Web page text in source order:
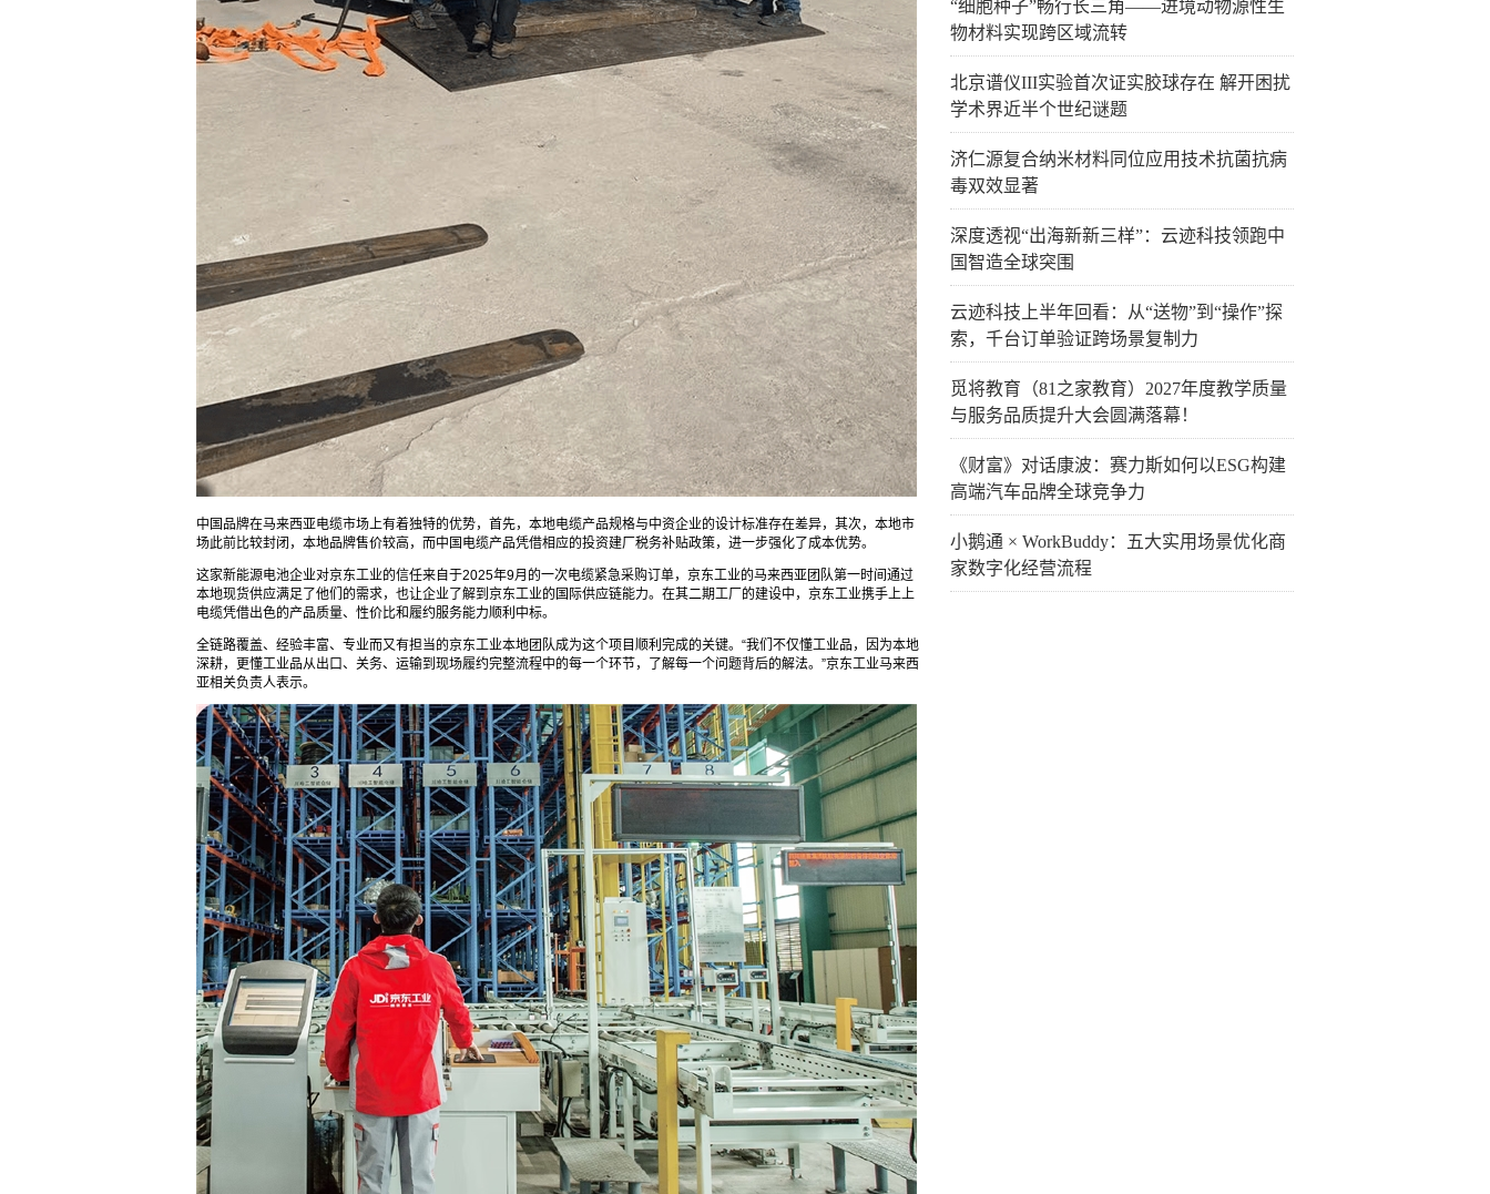
中国品牌在马来西亚电缆市场上有着独特的优势，首先，本地电缆产品规格与中资企业的设计标准存在差异，其次，本地市
场此前比较封闭，本地品牌售价较高，而中国电缆产品凭借相应的投资建厂税务补贴政策，进一步强化了成本优势。
这家新能源电池企业对京东工业的信任来自于2025年9月的一次电缆紧急采购订单，京东工业的马来西亚团队第一时间通过
本地现货供应满足了他们的需求，也让企业了解到京东工业的国际供应链能力。在其二期工厂的建设中，京东工业携手上上
电缆凭借出色的产品质量、性价比和履约服务能力顺利中标。
全链路覆盖、经验丰富、专业而又有担当的京东工业本地团队成为这个项目顺利完成的关键。“我们不仅懂工业品，因为本地
深耕，更懂工业品从出口、关务、运输到现场履约完整流程中的每一个环节，了解每一个问题背后的解法。”京东工业马来西
亚相关负责人表示。
“细胞种子”畅行长三角——进境动物源性生
物材料实现跨区域流转
北京谱仪III实验首次证实胶球存在 解开困扰
学术界近半个世纪谜题
济仁源复合纳米材料同位应用技术抗菌抗病
毒双效显著
深度透视“出海新新三样”：云迹科技领跑中
国智造全球突围
云迹科技上半年回看：从“送物”到“操作”探
索，千台订单验证跨场景复制力
觅将教育（81之家教育）2027年度教学质量
与服务品质提升大会圆满落幕！
《财富》对话康波：赛力斯如何以ESG构建
高端汽车品牌全球竞争力
小鹅通 × WorkBuddy：五大实用场景优化商
家数字化经营流程